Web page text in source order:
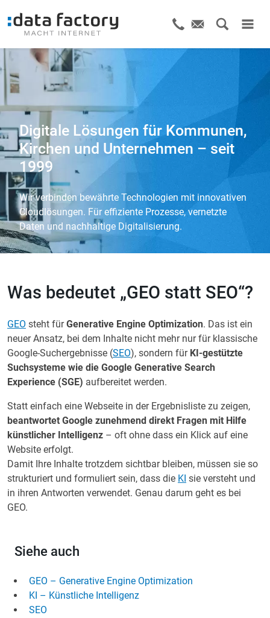
Digitale Lösungen für Kommunen,
Kirchen und Unternehmen – seit
1999
Wir verbinden bewährte Technologien mit innovativen
Cloudlösungen. Für effiziente Prozesse, vernetzte
Daten und nachhaltige Digitalisierung.
Was bedeutet „GEO statt SEO“?
GEO steht fürGenerative Engine Optimization. Das ist ein
neuer Ansatz, bei dem Inhalte nicht mehr nur für klassische
Google-Suchergebnisse (SEO), sondern für KI-gestützte
Suchsysteme wie die Google Generative Search
Experience (SGE) aufbereitet werden.
Statt einfach eine Webseite in der Ergebnisliste zu zeigen,
beantwortet Google zunehmend direkt Fragen mit Hilfe
künstlicher Intelligenz – oft ohne dass ein Klick auf eine
Website erfolgt.
Damit Ihre Inhalte trotzdem sichtbar bleiben, müssen sie so
strukturiert und formuliert sein, dass die KI sie versteht und
in ihren Antworten verwendet. Genau darum geht es bei
GEO.
Siehe auch
GEO – Generative Engine Optimization
KI – Künstliche Intelligenz
SEO